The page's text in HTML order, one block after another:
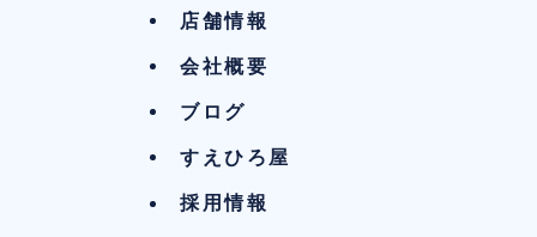
店舗情報
会社概要
ブログ
すえひろ屋
採用情報